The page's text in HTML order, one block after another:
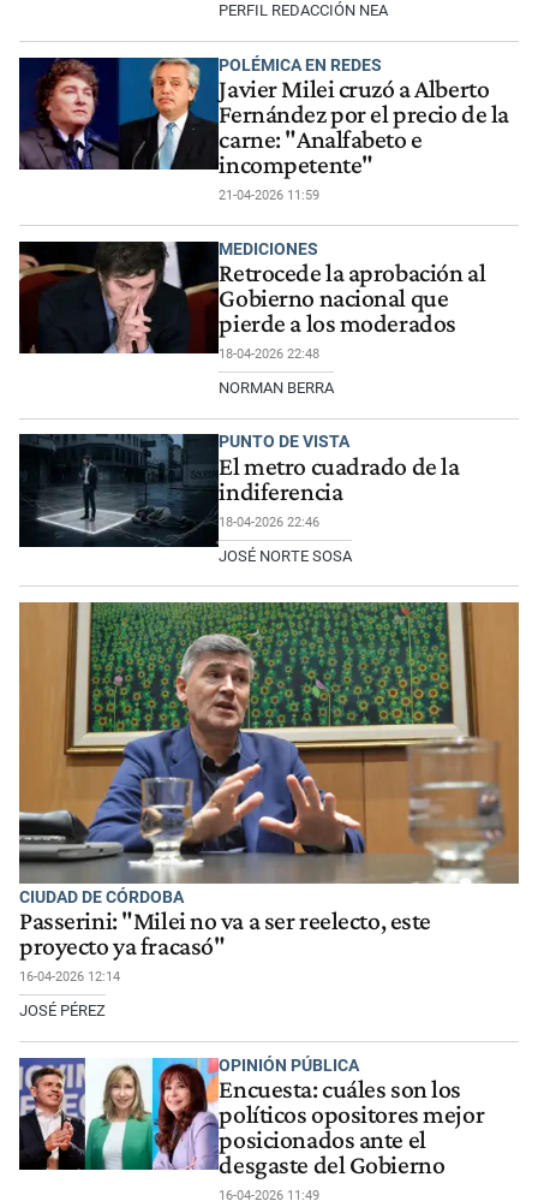
PERFIL REDACCIÓN NEA
POLÉMICA EN REDES
Javier Milei cruzó a Alberto
Fernández por el precio de la
carne: "Analfabeto e
incompetente"
21-04-2026 11:59
MEDICIONES
Retrocede la aprobación al
Gobierno nacional que
pierde a los moderados
18-04-2026 22:48
NORMAN BERRA
PUNTO DE VISTA
El metro cuadrado de la
indiferencia
18-04-2026 22:46
JOSÉ NORTE SOSA
CIUDAD DE CÓRDOBA
Passerini: "Milei no va a ser reelecto, este
proyecto ya fracasó"
16-04-2026 12:14
JOSÉ PÉREZ
OPINIÓN PÚBLICA
Encuesta: cuáles son los
políticos opositores mejor
posicionados ante el
desgaste del Gobierno
16-04-2026 11:49